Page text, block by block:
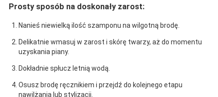
Prosty sposób na doskonały zarost:
Nanieś niewielką ilość szamponu na wilgotną brodę.
Delikatnie wmasuj w zarost i skórę twarzy, aż do momentu
uzyskania piany.
Dokładnie spłucz letnią wodą.
Osusz brodę ręcznikiem i przejdź do kolejnego etapu
nawilżania lub stylizacji.